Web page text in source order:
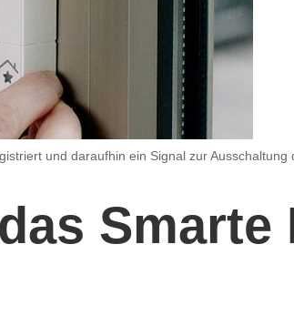
und daraufhin ein Signal zur
Smarte